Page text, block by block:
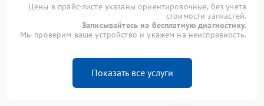
Цены в прайс-листе указаны ориентировочные, без учета
стоимости запчастей.
Записывайтесь на бесплатную диагностику.
Мы проверим ваше устройство и укажем на неисправность.
Показать все услуги